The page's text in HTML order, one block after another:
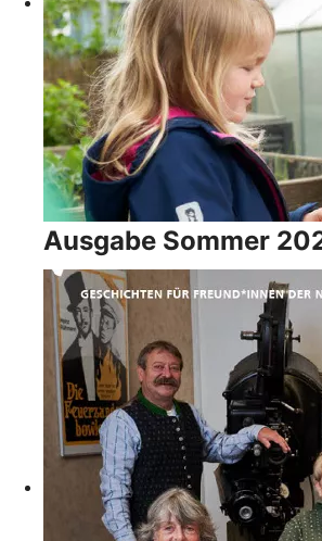
Ausgabe Sommer